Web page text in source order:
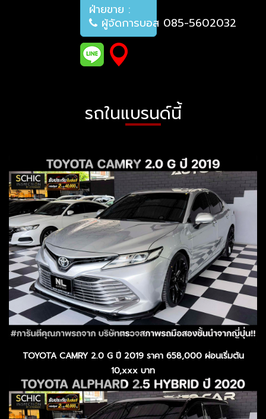
ฝ่ายขาย :
ผู้จัดการบอส 085-5602032
รถในแบรนด์นี้
TOYOTA CAMRY 2.0 G ปี 2019 ราคา 658,000 ผ่อนเริ่มต้น
10,xxx บาท